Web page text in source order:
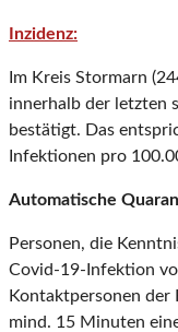
Inzidenz:
Im Kreis Stormarn
innerhalb der letzten
bestätigt. Das
Infektionen pro
Automatische
Personen, die
Covid-19-Infektion
Kontaktpersonen der
mind. 15 Minuten